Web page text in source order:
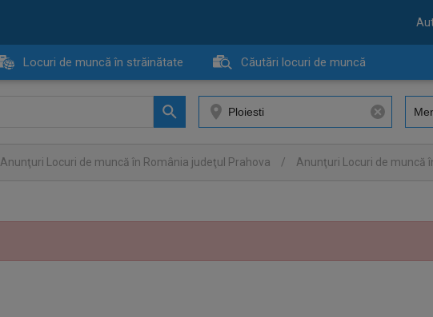
Locuri de muncă în străinătate Căutări locuri de muncă
Anunţuri Locuri de muncă în România judeţul Prahova / Anunţuri Locuri de muncă